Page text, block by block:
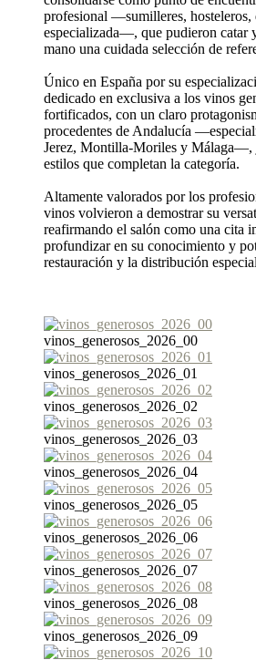
profesional —sumilleres, hosteleros,
especializada—, que pudieron catar
mano una cuidada selección de
Único en España por su
dedicado en exclusiva a los vinos
fortificados, con un claro
procedentes de Andalucía
Jerez, Montilla-Moriles y Málaga—,
estilos que completan la categoría.
Altamente valorados por los
vinos volvieron a demostrar su
reafirmando el salón como una cita
profundizar en su conocimiento y
restauración y la distribución
vinos_generosos_2026_00
vinos_generosos_2026_01
vinos_generosos_2026_02
vinos_generosos_2026_03
vinos_generosos_2026_04
vinos_generosos_2026_05
vinos_generosos_2026_06
vinos_generosos_2026_07
vinos_generosos_2026_08
vinos_generosos_2026_09